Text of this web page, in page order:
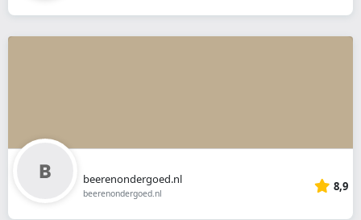
beerenondergoed.nl
beerenondergoed.nl 8,9